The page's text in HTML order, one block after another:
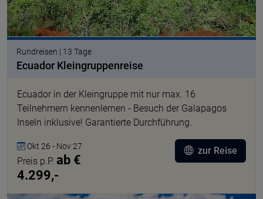
Rundreisen | 13 Tage
Ecuador Kleingruppenreise
Ecuador in der Kleingruppe mit nur max. 16
Teilnehmern kennenlernen - Besuch der Galapagos
Inseln inklusive! Garantierte Durchführung.
Okt 26 - Nov 27
Preis p.P. ab €
4.299,-
zur Reise